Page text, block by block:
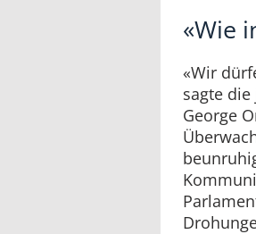
«Wie
«Wir
sagte die
George